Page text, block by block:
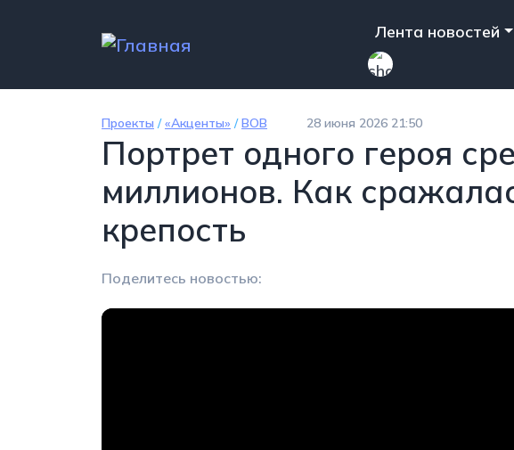
Main navigation
Лента новостей
Проекты /«Акценты» /ВОВ 28 июня 2026 21:50
Портрет одного героя
миллионов. Как
крепость
Поделитесь новостью: